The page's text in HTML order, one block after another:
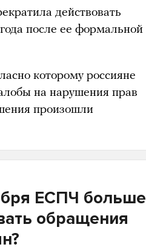
действовать
после ее формальной
которому россияне
на нарушения прав
произошли
ЕСПЧ больше
обращения